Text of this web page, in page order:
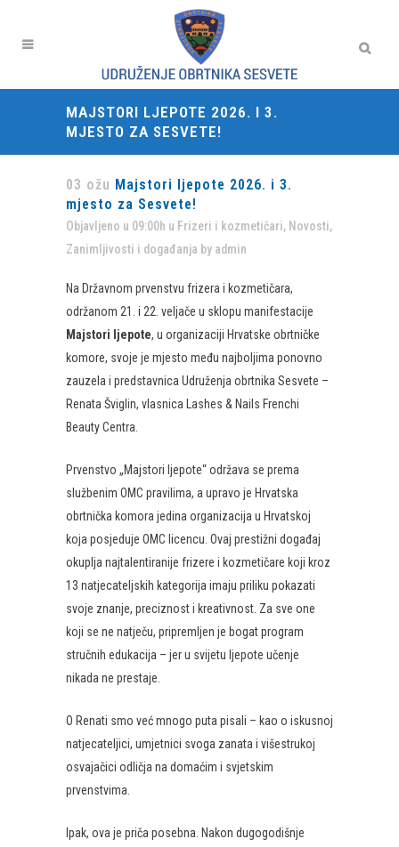
MAJSTORI LJEPOTE 2026. I 3.
MJESTO ZA SESVETE!
03 ožu Majstori ljepote 2026. i 3.
mjesto za Sesvete!
Objavljeno u 09:00h u Frizeri i kozmetičari, Novosti,
Zanimljivosti i događanja by admin
Na Državnom prvenstvu frizera i kozmetičara,
održanom 21. i 22. veljače u sklopu manifestacije
Majstori ljepote, u organizaciji Hrvatske obrtničke
komore, svoje je mjesto među najboljima ponovno
zauzela i predstavnica Udruženja obrtnika Sesvete –
Renata Šviglin, vlasnica Lashes & Nails Frenchi
Beauty Centra.
Prvenstvo „Majstori ljepote“ održava se prema
službenim OMC pravilima, a upravo je Hrvatska
obrtnička komora jedina organizacija u Hrvatskoj
koja posjeduje OMC licencu. Ovaj prestižni događaj
okuplja najtalentiranije frizere i kozmetičare koji kroz
13 natjecateljskih kategorija imaju priliku pokazati
svoje znanje, preciznost i kreativnost. Za sve one
koji se ne natječu, pripremljen je bogat program
stručnih edukacija – jer u svijetu ljepote učenje
nikada ne prestaje.
O Renati smo već mnogo puta pisali – kao o iskusnoj
natjecateljici, umjetnici svoga zanata i višestrukoj
osvajačici odličja na domaćim i svjetskim
prvenstvima.
Ipak, ova je priča posebna. Nakon dugogodišnje